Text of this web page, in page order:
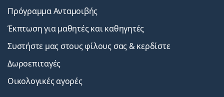
Πρόγραμμα Ανταμοιβής
Έκπτωση για μαθητές και καθηγητές
Συστήστε μας στους φίλους σας & κερδίστε
Δωροεπιταγές
Οικολογικές αγορές